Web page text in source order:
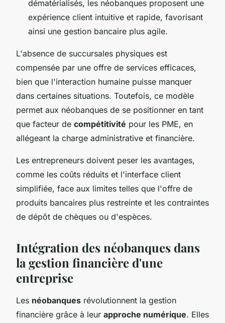
dématérialisés, les néobanques proposent une
expérience client intuitive et rapide, favorisant
ainsi une gestion bancaire plus agile.
L'absence de succursales physiques est
compensée par une offre de services efficaces,
bien que l'interaction humaine puisse manquer
dans certaines situations. Toutefois, ce modèle
permet aux néobanques de se positionner en tant
que facteur de compétitivité pour les PME, en
allégeant la charge administrative et financière.
Les entrepreneurs doivent peser les avantages,
comme les coûts réduits et l'interface client
simplifiée, face aux limites telles que l'offre de
produits bancaires plus restreinte et les contraintes
de dépôt de chèques ou d'espèces.
Intégration des néobanques dans
la gestion financière d'une
entreprise
Les néobanques révolutionnent la gestion
financière grâce à leur approche numérique. Elles